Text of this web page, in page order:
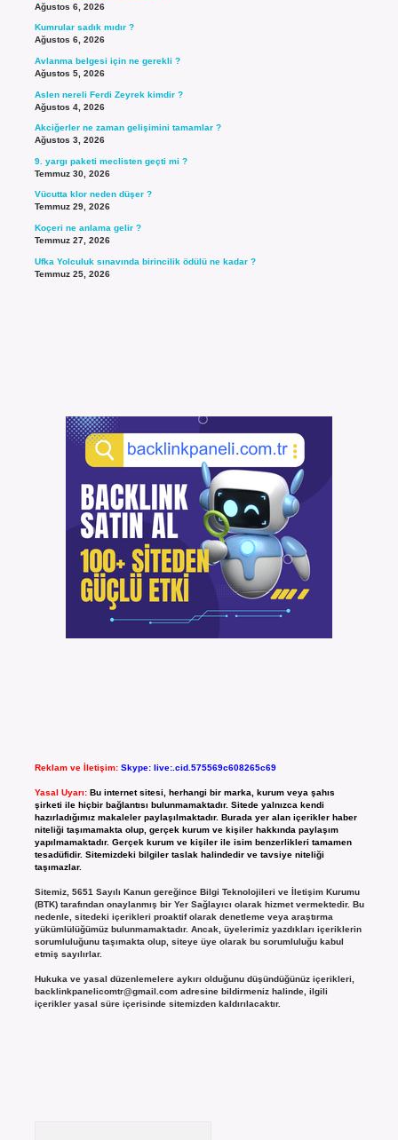
Ağustos 6, 2026
Kumrular sadık mıdır ?
Ağustos 6, 2026
Avlanma belgesi için ne gerekli ?
Ağustos 5, 2026
Aslen nereli Ferdi Zeyrek kimdir ?
Ağustos 4, 2026
Akciğerler ne zaman gelişimini tamamlar ?
Ağustos 3, 2026
9. yargı paketi meclisten geçti mi ?
Temmuz 30, 2026
Vücutta klor neden düşer ?
Temmuz 29, 2026
Koçeri ne anlama gelir ?
Temmuz 27, 2026
Ufka Yolculuk sınavında birincilik ödülü ne kadar ?
Temmuz 25, 2026
Reklam ve İletişim: Skype: live:.cid.575569c608265c69
Yasal Uyarı: Bu internet sitesi, herhangi bir marka, kurum veya şahıs
şirketi ile hiçbir bağlantısı bulunmamaktadır. Sitede yalnızca kendi
hazırladığımız makaleler paylaşılmaktadır. Burada yer alan içerikler haber
niteliği taşımamakta olup, gerçek kurum ve kişiler hakkında paylaşım
yapılmamaktadır. Gerçek kurum ve kişiler ile isim benzerlikleri tamamen
tesadüfidir. Sitemizdeki bilgiler taslak halindedir ve tavsiye niteliği
taşımazlar.
Sitemiz, 5651 Sayılı Kanun gereğince Bilgi Teknolojileri ve İletişim Kurumu
(BTK) tarafından onaylanmış bir Yer Sağlayıcı olarak hizmet vermektedir. Bu
nedenle, sitedeki içerikleri proaktif olarak denetleme veya araştırma
yükümlülüğümüz bulunmamaktadır. Ancak, üyelerimiz yazdıkları içeriklerin
sorumluluğunu taşımakta olup, siteye üye olarak bu sorumluluğu kabul
etmiş sayılırlar.
Hukuka ve yasal düzenlemelere aykırı olduğunu düşündüğünüz içerikleri,
backlinkpanelicomtr@gmail.comadresine bildirmeniz halinde, ilgili
içerikler yasal süre içerisinde sitemizden kaldırılacaktır.